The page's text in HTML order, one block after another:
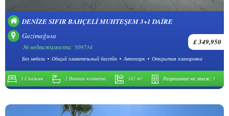
DENIZE SIFIR BAHÇELI MUHTEŞEM 3+1 DAIRE
Gazimağusa
£ 349,950
№ недвижимости: 509734
Без мебели Общий плавательный бассейн Автопарк Открытая планировка
3 Спальня 2 Ванная комната 142 m² Разрешение на этаж: 1